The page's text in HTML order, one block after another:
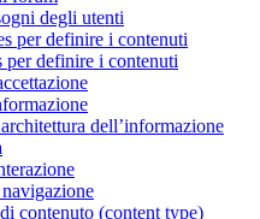
degli utenti
per definire i contenuti
per definire i contenuti
dell’informazione
contenuto (content type)